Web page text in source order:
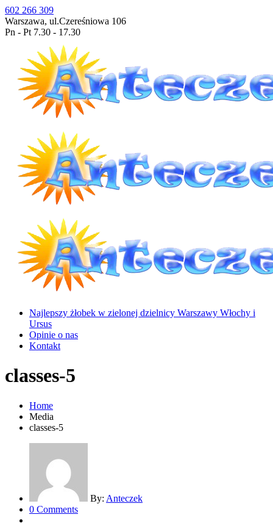
602 266 309
Warszawa, ul.Czereśniowa 106
Pn - Pt 7.30 - 17.30
Najlepszy żłobek w zielonej dzielnicy Warszawy Włochy i
Ursus
Opinie o nas
Kontakt
classes-5
Home
Media
classes-5
By: Anteczek
0 Comments